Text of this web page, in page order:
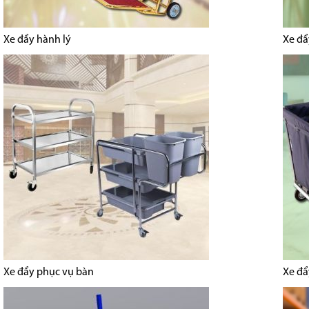
Xe đẩy hành lý Xe
Xe đẩy phục vụ bàn Xe